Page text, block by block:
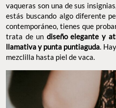
vaqueras son una de sus
estás buscando algo diferente
contemporáneo, tienes que
trata de un diseño elegante y
llamativa y punta puntiaguda.
mezclilla hasta piel de vaca.